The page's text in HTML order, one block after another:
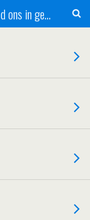
Opdat wij weten, wat God ons in genade schenkt!